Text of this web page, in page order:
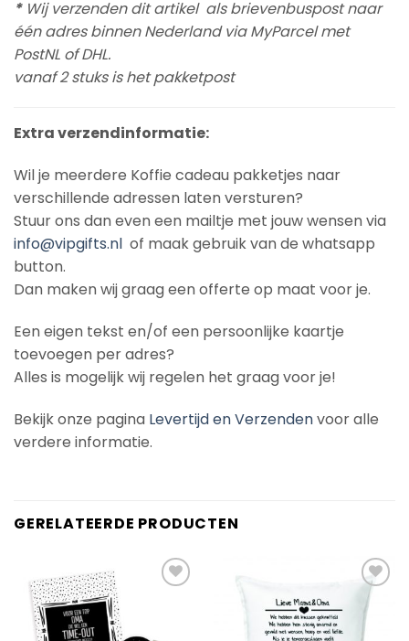
* Wij verzenden dit artikel als brievenbuspost naar
één adres binnen Nederland via MyParcel met
PostNL of DHL.
vanaf 2 stuks is het pakketpost
Extra verzendinformatie:
Wil je meerdere Koffie cadeau pakketjes naar
verschillende adressen laten versturen?
Stuur ons dan even een mailtje met jouw wensen via
info@vipgifts.nl of maak gebruik van de whatsapp
button.
Dan maken wij graag een offerte op maat voor je.
Een eigen tekst en/of een persoonlijke kaartje
toevoegen per adres?
Alles is mogelijk wij regelen het graag voor je!
Bekijk onze pagina Levertijd en Verzendenvoor alle
verdere informatie.
GERELATEERDE PRODUCTEN
Add to
Wishlist